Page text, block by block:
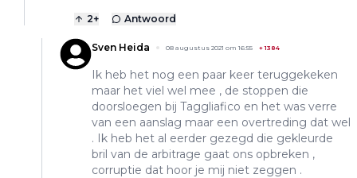
2+ Antwoord
Sven Heida 08 augustus 2021 om 16:55 +1384
Ik heb het nog een paar keer teruggekeken
maar het viel wel mee , de stoppen die
doorsloegen bij Taggliafico en het was verre
van een aanslag maar een overtreding dat wel
. Ik heb het al eerder gezegd die gekleurde
bril van de arbitrage gaat ons opbreken ,
corruptie dat hoor je mij niet zeggen .